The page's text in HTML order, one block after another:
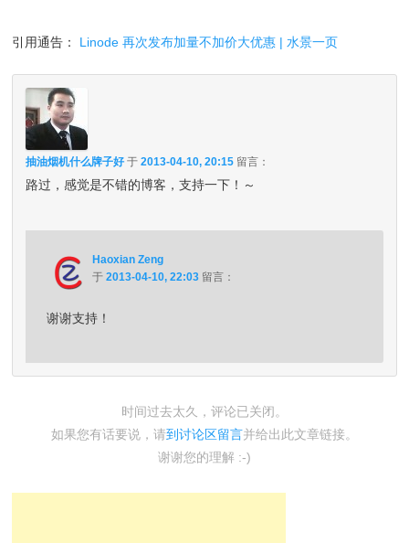
引用通告： Linode 再次发布加量不加价大优惠 | 水景一页
抽油烟机什么牌子好 于2013-04-10, 20:15 留言：
路过，感觉是不错的博客，支持一下！～
Haoxian Zeng
于2013-04-10, 22:03 留言：
谢谢支持！
时间过去太久，评论已关闭。
如果您有话要说，请到讨论区留言并给出此文章链接。
谢谢您的理解 :-)